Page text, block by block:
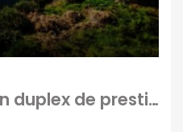
Investissez dans un duplex de prestige avec piscine privée au cœur de Pointe d’Esny Le Village Maurice